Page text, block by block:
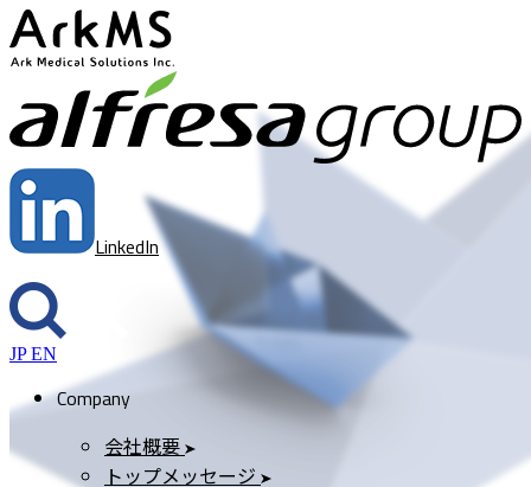
LinkedIn
JP EN
Company
会社概要
トップメッセージ